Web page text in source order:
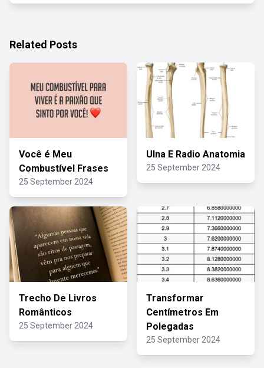
Related Posts
Você é Meu
Combustível Frases
25 September 2024
Ulna E Radio Anatomia
25 September 2024
Trecho De Livros
Românticos
25 September 2024
Transformar
Centímetros Em
Polegadas
25 September 2024